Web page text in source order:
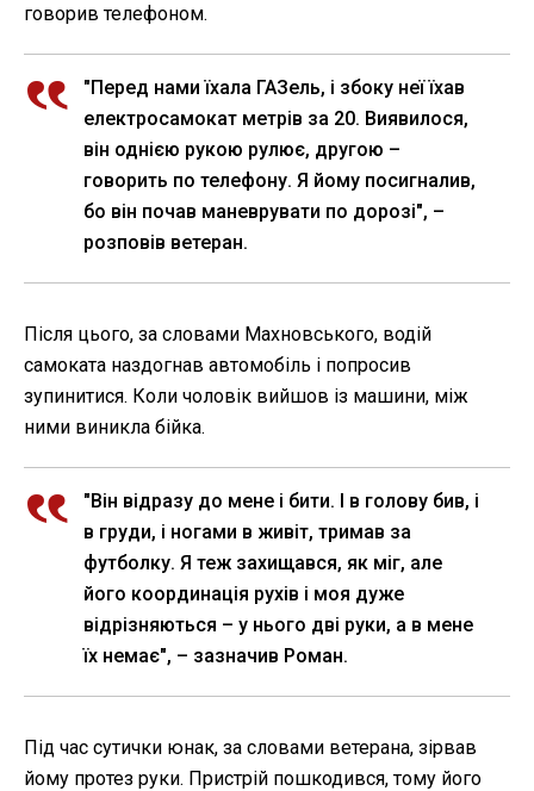
говорив телефоном.
"Перед нами їхала ГАЗель, і збоку неї їхав
електросамокат метрів за 20. Виявилося,
він однією рукою рулює, другою –
говорить по телефону. Я йому посигналив,
бо він почав маневрувати по дорозі", –
розповів ветеран.
Після цього, за словами Махновського, водій
самоката наздогнав автомобіль і попросив
зупинитися. Коли чоловік вийшов із машини, між
ними виникла бійка.
"Він відразу до мене і бити. І в голову бив, і
в груди, і ногами в живіт, тримав за
футболку. Я теж захищався, як міг, але
його координація рухів і моя дуже
відрізняються – у нього дві руки, а в мене
їх немає", – зазначив Роман.
Під час сутички юнак, за словами ветерана, зірвав
йому протез руки. Пристрій пошкодився, тому його